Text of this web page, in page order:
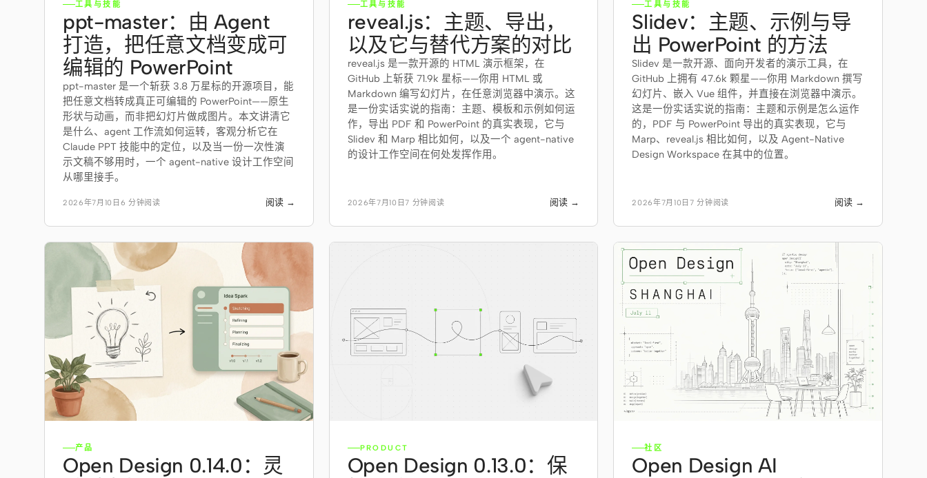
工具与技能
ppt-master：由 Agent
打造，把任意文档变成可
编辑的 PowerPoint
ppt-master 是一个斩获 3.8 万星标的开源项目，能
把任意文档转成真正可编辑的 PowerPoint——原生
形状与动画，而非把幻灯片做成图片。本文讲清它
是什么、agent 工作流如何运转，客观分析它在
Claude PPT 技能中的定位，以及当一份一次性演
示文稿不够用时，一个 agent-native 设计工作空间
从哪里接手。
2026年7月10日 6 分钟阅读 阅读 →
工具与技能
reveal.js：主题、导出，
以及它与替代方案的对比
reveal.js 是一款开源的 HTML 演示框架，在
GitHub 上斩获 71.9k 星标——你用 HTML 或
Markdown 编写幻灯片，在任意浏览器中演示。这
是一份实话实说的指南：主题、模板和示例如何运
作，导出 PDF 和 PowerPoint 的真实表现，它与
Slidev 和 Marp 相比如何，以及一个 agent-native
的设计工作空间在何处发挥作用。
2026年7月10日7 分钟阅读 阅读 →
工具与技能
Slidev：主题、示例与导
出 PowerPoint 的方法
Slidev 是一款开源、面向开发者的演示工具，在
GitHub 上拥有 47.6k 颗星——你用 Markdown 撰写
幻灯片、嵌入 Vue 组件，并直接在浏览器中演示。
这是一份实话实说的指南：主题和示例是怎么运作
的，PDF 与 PowerPoint 导出的真实表现，它与
Marp、reveal.js 相比如何，以及 Agent-Native
Design Workspace 在其中的位置。
2026年7月10日 7 分钟阅读 阅读 →
产品
Open Design 0.14.0：灵
PRODUCT
Open Design 0.13.0：保
社区
Open Design AI